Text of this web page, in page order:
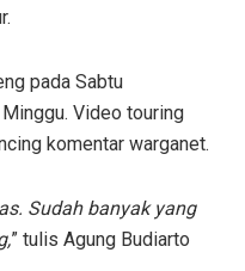
pada Sabtu
Video touring
komentar warganet.
Sudah banyak yang
” tulis Agung Budiarto